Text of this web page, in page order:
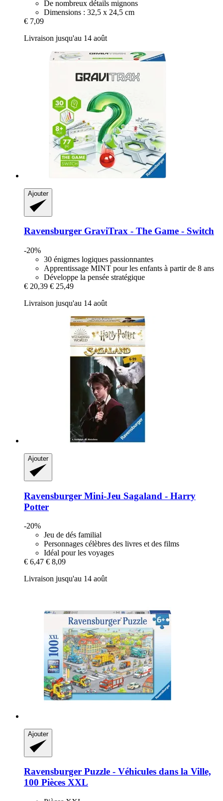
De nombreux détails mignons
Dimensions : 32,5 x 24,5 cm
€ 7,09
Livraison jusqu'au 14 août
Ajouter
Ravensburger GraviTrax -​ The Game -​ Switch
-20%
30 énigmes logiques passionnantes
Apprentissage MINT pour les enfants à partir de 8 ans
Développe la pensée stratégique
€ 20,39 € 25,49
Livraison jusqu'au 14 août
Ajouter
Ravensburger Mini-​Jeu Sagaland -​ Harry
Potter
-20%
Jeu de dés familial
Personnages célèbres des livres et des films
Idéal pour les voyages
€ 6,47 € 8,09
Livraison jusqu'au 14 août
Ajouter
Ravensburger Puzzle -​ Véhicules dans la Ville,
100 Pièces XXL